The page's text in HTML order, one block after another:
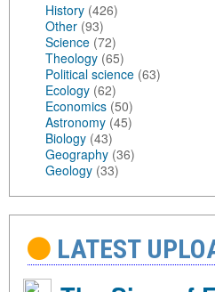
History (426)
Other (93)
Science (72)
Theology (65)
Political science (63)
Ecology (62)
Economics (50)
Astronomy (45)
Biology (43)
Geography (36)
Geology (33)
LATEST